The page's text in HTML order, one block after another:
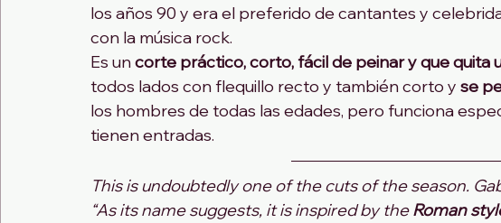
los años 90 y era el preferido de cantantes y
con la música rock.
Es un corte práctico, corto, fácil de peinar y que quita
todos lados con flequillo recto y también corto y se
los hombres de todas las edades, pero funciona
tienen entradas.
This is undoubtedly one of the cuts of the season.
“As its name suggests, it is inspired by the Roman